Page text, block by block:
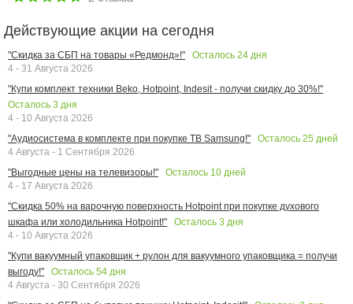
Действующие акции на сегодня
"Скидка за СБП на товары «Редмонд»!" Осталось 24 дня
4 - 31 Августа 2026
"Купи комплект техники Beko, Hotpoint, Indesit - получи скидку до 30%!"
Осталось 3 дня
4 - 10 Августа 2026
"Аудиосистема в комплекте при покупке ТВ Samsung!"
Осталось 25 дней
4 Августа - 1 Сентября 2026
"Выгодные цены на телевизоры!"
Осталось 10 дней
4 - 17 Августа 2026
"Скидка 50% на варочную поверхность Hotpoint при покупке духового
шкафа или холодильника Hotpoint!"
Осталось 3 дня
4 - 10 Августа 2026
"Купи вакуумный упаковщик + рулон для вакуумного упаковщика = получи
выгоду!"
Осталось 54 дня
4 Августа - 30 Сентября 2026